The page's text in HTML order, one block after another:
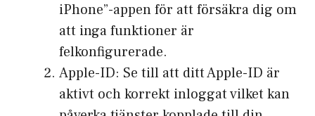
iPhone”-appen för att försäkra dig om
att inga funktioner är
felkonfigurerade.
Apple-ID: Se till att ditt Apple-ID är
aktivt och korrekt inloggat vilket kan